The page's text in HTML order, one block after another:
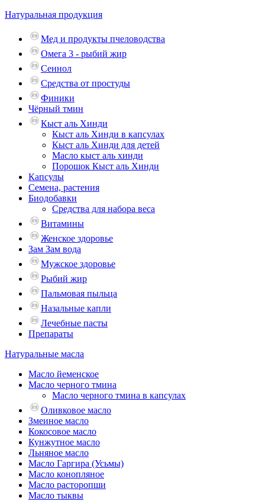
Натуральная продукция
Мед и продукты пчеловодства
Омега 3 - рыбий жир
Сеннол
Средства от простуды
Финики
Чёрный тмин
Кыст аль Хинди
Кыст аль Хинди в капсулах
Кыст аль Хинди для детей
Масло кыст аль хинди
Порошок Кыст аль Хинди
Капсулы
Семена, растения
Биодобавки
Средства для набора веса
Витамины
Женское здоровье
Зам Зам вода
Мужское здоровье
Рыбий жир
Пальмовая пыльца
Назальные капли
Лечебные пасты
Препараты
Натуральные масла
Масло йеменское
Масло черного тмина
Масло черного тмина в капсулах
Оливковое масло
Змеиное масло
Кокосовое масло
Кунжутное масло
Льняное масло
Масло Гаргира (Усьмы)
Масло конопляное
Масло расторопши
Масло тыквы